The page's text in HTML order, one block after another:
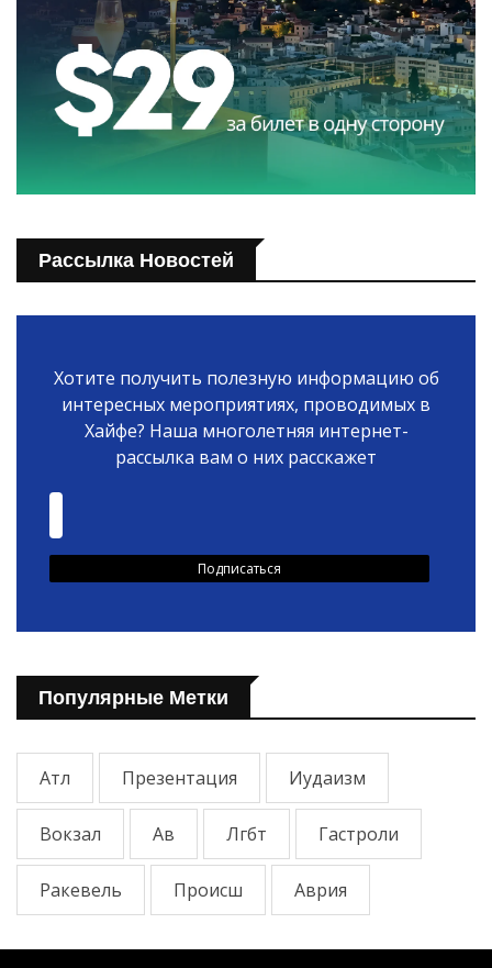
Рассылка Новостей
Хотите получить полезную информацию об
интересных мероприятиях, проводимых в
Хайфе? Наша многолетняя интернет-
рассылка вам о них расскажет
Популярные Метки
Атл Презентация Иудаизм
Вокзал Ав Лгбт Гастроли
Ракевель Происш Аврия